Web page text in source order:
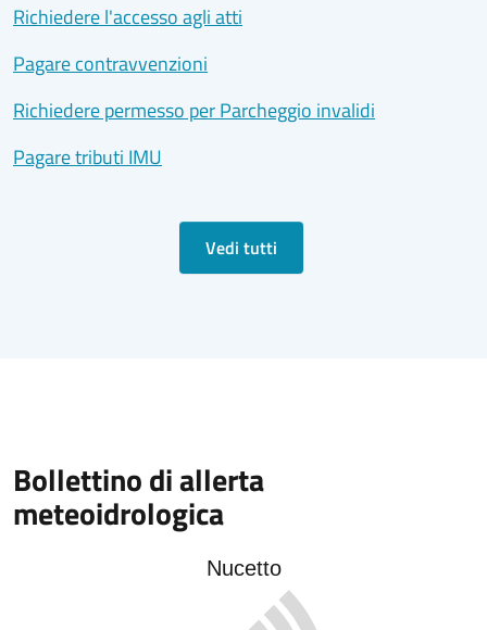
Richiedere l'accesso agli atti
Pagare contravvenzioni
Richiedere permesso per Parcheggio invalidi
Pagare tributi IMU
Vedi tutti
Bollettino di allerta
meteoidrologica